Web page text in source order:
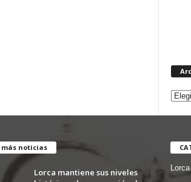
noticias
Lorca mantiene sus niveles
Lorca